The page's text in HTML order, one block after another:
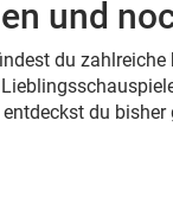
und
du
du